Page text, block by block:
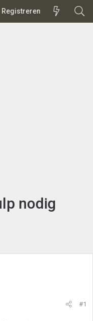
Registreren
nodig
#1